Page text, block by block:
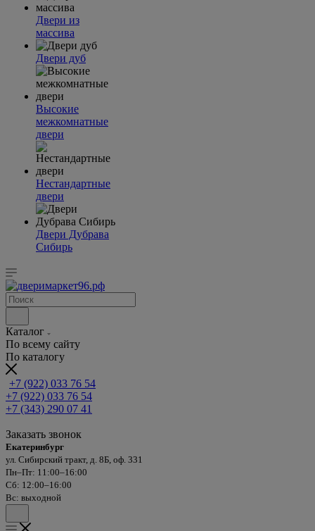
Двери из
массива
Двери дуб
Высокие
межкомнатные
двери
Нестандартные
двери
Двери Дубрава
Сибирь
Каталог
По всему сайту
По каталогу
+7 (922) 033 76 54
+7 (922) 033 76 54
+7 (343) 290 07 41
Заказать звонок
Екатеринбург
ул. Сибирский тракт, д. 8Б, оф. 331
Пн–Пт: 11:00–16:00
Сб: 12:00–16:00
Вс: выходной